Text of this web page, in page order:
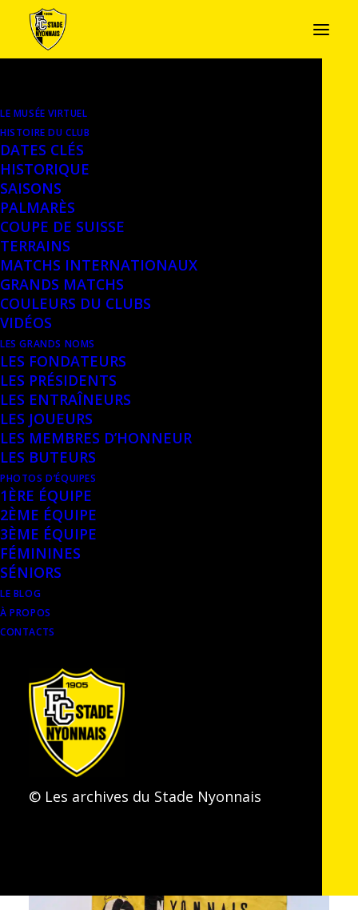
LE MUSÉE VIRTUEL
HISTOIRE DU CLUB
DATES CLÉS
HISTORIQUE
SAISONS
PALMARÈS
COUPE DE SUISSE
TERRAINS
MATCHS INTERNATIONAUX
GRANDS MATCHS
COULEURS DU CLUBS
VIDÉOS
LES GRANDS NOMS
LES FONDATEURS
LES PRÉSIDENTS
LES ENTRAÎNEURS
LES JOUEURS
LES MEMBRES D’HONNEUR
LES BUTEURS
PHOTOS D’ÉQUIPES
1ÈRE ÉQUIPE
2ÈME ÉQUIPE
3ÈME ÉQUIPE
FÉMININES
SÉNIORS
LE BLOG
À PROPOS
CONTACTS
© Les archives du Stade Nyonnais
PETIT FANION, 1994
Petit fanion offert aux participants du
Tournoi Eurosporting (1994, Centre sportif
de Colovray)
historique
OBJETS DE LA MÊME CATÉGORIE